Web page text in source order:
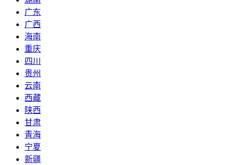
广东
广西
海南
重庆
四川
贵州
云南
西藏
陕西
甘肃
青海
宁夏
新疆